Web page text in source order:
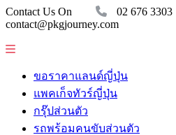
Contact Us On
02 676 3303
contact@pkgjourney.com
ขอราคาแลนด์ญี่ปุ่น
แพคเก็จทัวร์ญี่ปุ่น
กรุ๊ปส่วนตัว
รถพร้อมคนขับส่วนตัว